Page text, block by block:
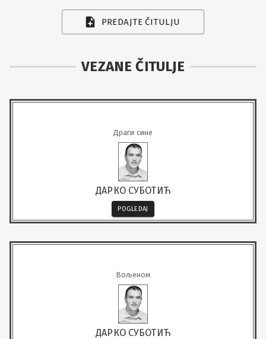
PREDAJTE ČITULJU
VEZANE ČITULJE
Драги сине
ДАРКО СУБОТИЋ
POGLEDAJ
Вољеном
ДАРКО СУБОТИЋ